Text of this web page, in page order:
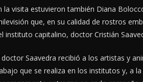
la visita estuvieron también Diana
que, en su calidad de rostros
instituto capitalino, doctor Cristián
doctor Saavedra recibió a los artistas y
que se realiza en los institutos y, a